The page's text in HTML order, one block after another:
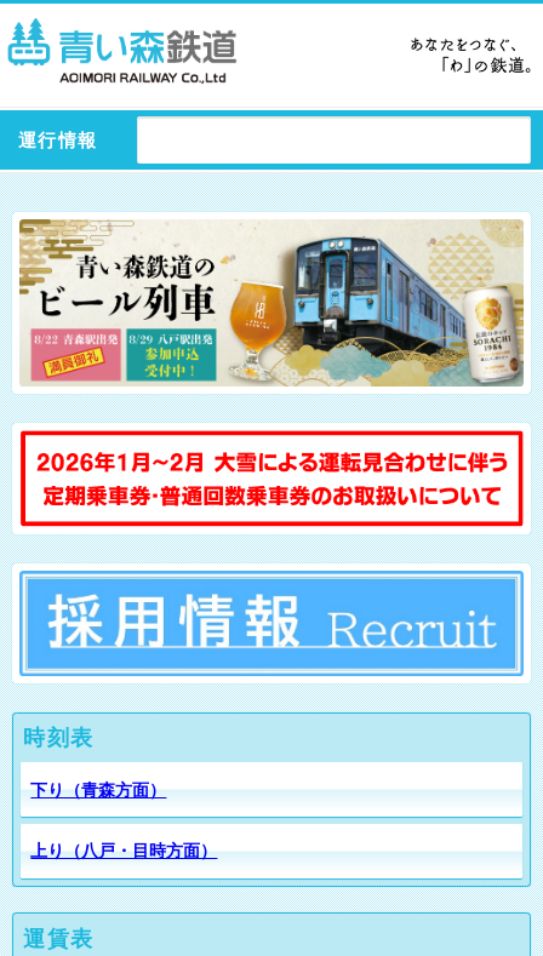
運行情報
す。
時刻表
下り（青森方面）
上り（八戸・目時方面）
運賃表